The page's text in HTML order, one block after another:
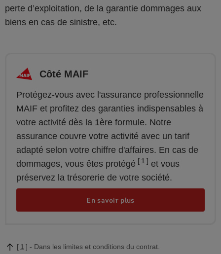
perte d’exploitation, de la garantie dommages aux
biens en cas de sinistre, etc.
Côté MAIF
Protégez-vous avec l'assurance professionnelle
MAIF et profitez des garanties indispensables à
votre activité dès la 1ère formule. Notre
assurance couvre votre activité avec un tarif
adapté selon votre chiffre d'affaires. En cas de
dommages, vous êtes protégé
1
et vous
préservez la trésorerie de votre société.
En savoir plus
1 Dans les limites et conditions du contrat.